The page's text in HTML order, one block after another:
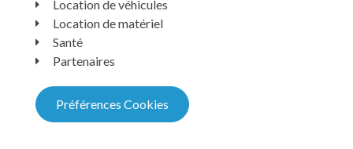
Location de véhicules
Location de matériel
Santé
Partenaires
Préférences Cookies